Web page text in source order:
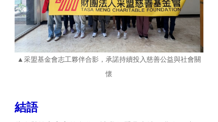
▲采盟基金會志工夥伴合影，承諾持續投入慈善公益與社會關
懷
結語